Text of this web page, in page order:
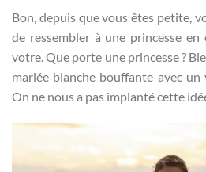
Bon, depuis que vous êtes petite,
de ressembler à une princesse
votre. Que porte une princesse ?
mariée blanche bouffante avec
On ne nous a pas implanté cette